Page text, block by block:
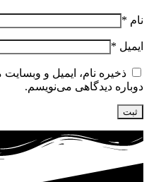
نام *
ایمیل *
ذخیره نام، ایمیل و
دوباره دیدگاهی می‌نویسم.